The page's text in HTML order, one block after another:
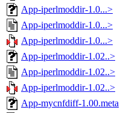
App-iperlmoddir-1.0...>
App-iperlmoddir-1.0...>
App-iperlmoddir-1.0...>
App-iperlmoddir-1.02..>
App-iperlmoddir-1.02..>
App-iperlmoddir-1.02..>
App-mycnfdiff-1.00.meta